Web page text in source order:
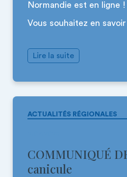
Normandie est en ligne !
Vous souhaitez en
Lire la suite
ACTUALITÉS RÉGIONALES
COMMUNIQUÉ
canicule